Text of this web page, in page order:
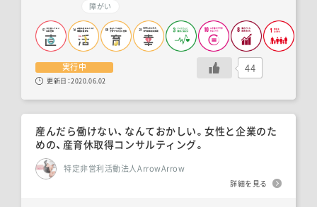
障がい
実行中
更新日：2020.06.02
44
産んだら働けない、なんておかしい。女性と企業のた
めの、産育休取得コンサルティング。
特定非営利活動法人ArrowArrow
詳細を見る